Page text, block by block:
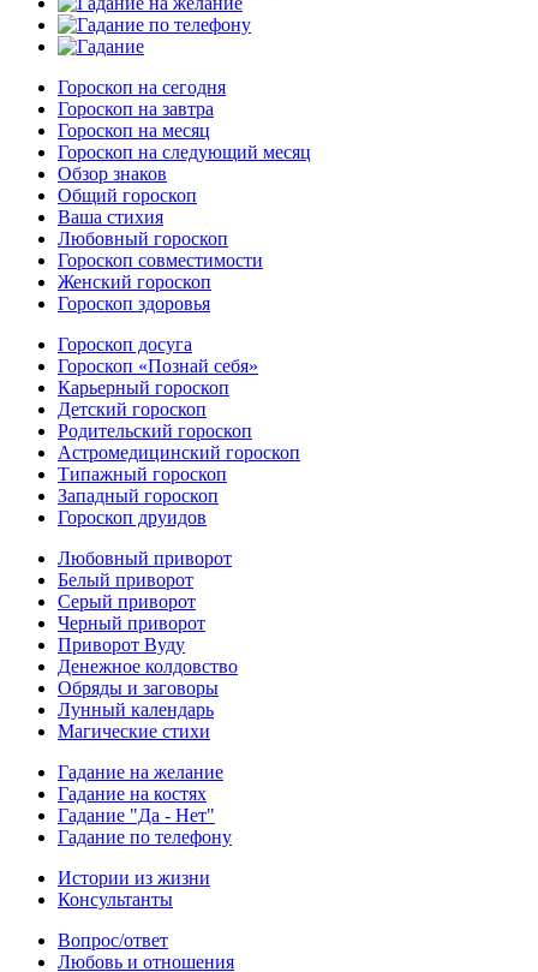
Гороскоп на сегодня
Гороскоп на завтра
Гороскоп на месяц
Гороскоп на следующий месяц
Обзор знаков
Общий гороскоп
Ваша стихия
Любовный гороскоп
Гороскоп совместимости
Женский гороскоп
Гороскоп здоровья
Гороскоп досуга
Гороскоп «Познай себя»
Карьерный гороскоп
Детский гороскоп
Родительский гороскоп
Астромедицинский гороскоп
Типажный гороскоп
Западный гороскоп
Гороскоп друидов
Любовный приворот
Белый приворот
Серый приворот
Черный приворот
Приворот Вуду
Денежное колдовство
Обряды и заговоры
Лунный календарь
Магические стихи
Гадание на желание
Гадание на костях
Гадание "Да - Нет"
Гадание по телефону
Истории из жизни
Консультанты
Вопрос/ответ
Любовь и отношения